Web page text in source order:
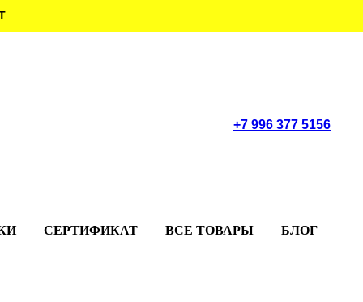
+7 996 377 5156
СЕРТИФИКАТ ВСЕ ТОВАРЫ БЛОГ